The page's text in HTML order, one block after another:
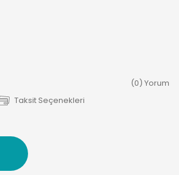
(0) Yorum
Taksit Seçenekleri